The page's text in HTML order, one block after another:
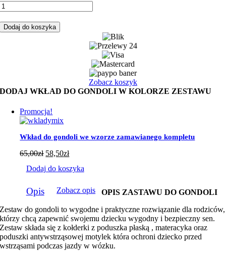
Dodaj do koszyka
Zobacz koszyk
DODAJ WKŁAD DO GONDOLI W KOLORZE ZESTAWU
Promocja!
Wkład do gondoli we wzorze zamawianego kompletu
65,00zł 58,50zł
Dodaj do koszyka
Opis Zobacz opis
OPIS ZASTAWU DO GONDOLI
Zestaw do gondoli to wygodne i praktyczne rozwiązanie dla rodziców,
którzy chcą zapewnić swojemu dziecku wygodny i bezpieczny sen.
Zestaw składa się z kołderki z poduszka płaską , materacyka oraz
poduszki antywstrząsowej motylek która ochroni dziecko przed
wstrząsami podczas jazdy w wózku.